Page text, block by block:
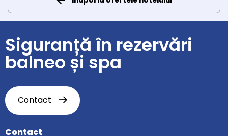
Siguranță în rezervări
balneo și spa
Contact
Contact